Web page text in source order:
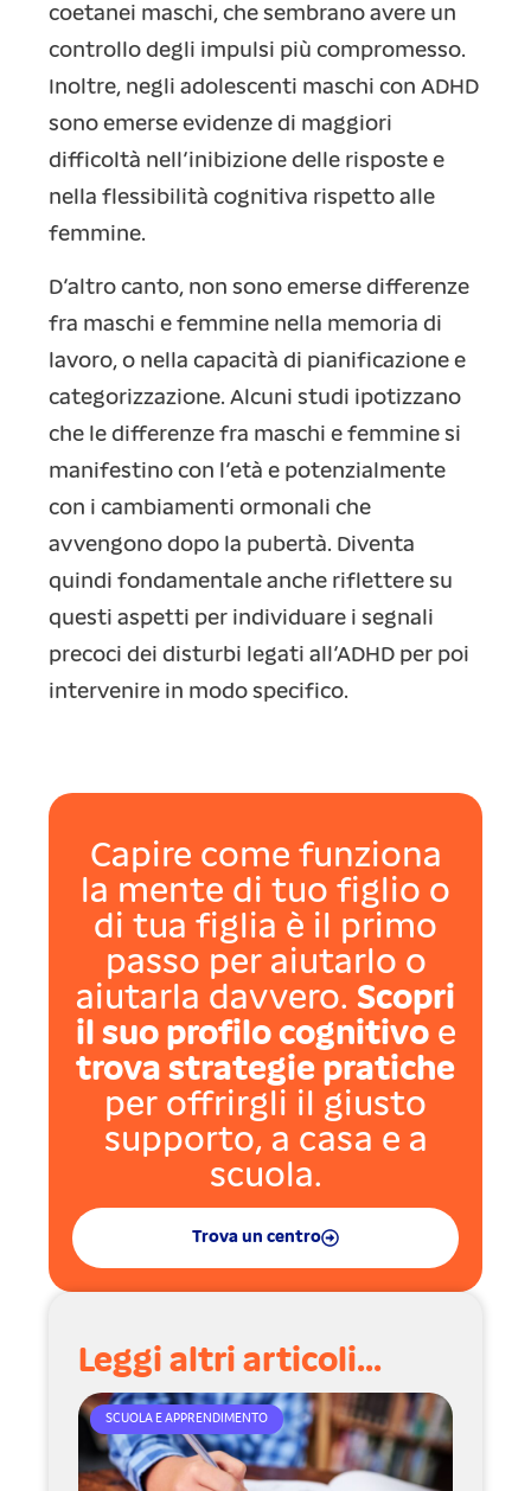
coetanei maschi, che sembrano avere un
controllo degli impulsi più compromesso.
Inoltre, negli adolescenti maschi con ADHD
sono emerse evidenze di maggiori
difficoltà nell’inibizione delle risposte e
nella flessibilità cognitiva rispetto alle
femmine.
D’altro canto, non sono emerse differenze
fra maschi e femmine nella memoria di
lavoro, o nella capacità di pianificazione e
categorizzazione. Alcuni studi ipotizzano
che le differenze fra maschi e femmine si
manifestino con l’età e potenzialmente
con i cambiamenti ormonali che
avvengono dopo la pubertà. Diventa
quindi fondamentale anche riflettere su
questi aspetti per individuare i segnali
precoci dei disturbi legati all’ADHD per poi
intervenire in modo specifico.
Capire come funziona
la mente di tuo figlio o
di tua figlia è il primo
passo per aiutarlo o
aiutarla davvero. Scopri
il suo profilo cognitivoe
trova strategie pratiche
per offrirgli il giusto
supporto, a casa e a
scuola.
Trova un centro
Leggi altri articoli...
SCUOLA E APPRENDIMENTO